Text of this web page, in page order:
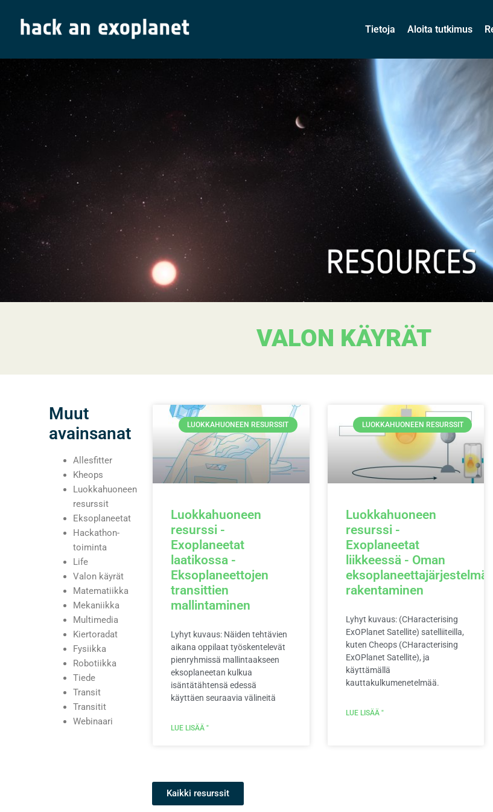
Tietoja Aloita tutkimus
VALON KÄYRÄT
Muut
avainsanat
Allesfitter
Kheops
Luokkahuoneen
resurssit
Eksoplaneetat
Hackathon-
toiminta
Life
Valon käyrät
Matematiikka
Mekaniikka
Multimedia
Kiertoradat
Fysiikka
Robotiikka
Tiede
Transit
Transitit
Webinaari
LUOKKAHUONEEN RESURSSIT
Luokkahuoneen
resurssi -
Exoplaneetat
laatikossa -
Eksoplaneettojen
transittien
mallintaminen
Lyhyt kuvaus: Näiden tehtävien
aikana oppilaat työskentelevät
pienryhmissä mallintaakseen
eksoplaneetan kulkua
isäntätähtensä edessä
käyttäen seuraavia välineitä
LUE LISÄÄ "
LUOKKAHUONEEN RESURSSIT
Luokkahuoneen
resurssi -
Exoplaneetat
liikkeessä - Oman
eksoplaneettajärjestelmän
rakentaminen
Lyhyt kuvaus: (CHaracterising
ExOPlanet Satellite) satelliiteilla,
kuten Cheops (CHaracterising
ExOPlanet Satellite), ja
käyttämällä
kauttakulkumenetelmää.
LUE LISÄÄ "
Kaikki resurssit